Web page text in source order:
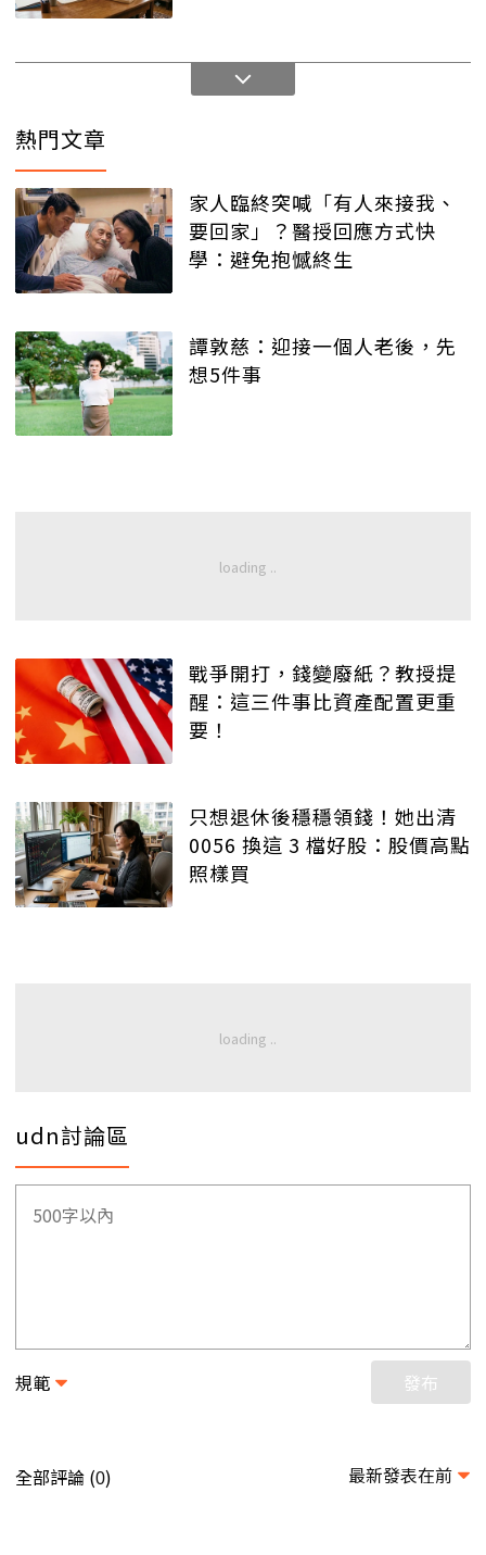
熱門文章
家人臨終突喊「有人來接我、
要回家」？醫授回應方式快
學：避免抱憾終生
譚敦慈：迎接一個人老後，先
想5件事
戰爭開打，錢變廢紙？教授提
醒：這三件事比資產配置更重
要！
只想退休後穩穩領錢！她出清
0056 換這 3 檔好股：股價高點
照樣買
udn討論區
規範 發布
全部評論 (0) 最新發表在前